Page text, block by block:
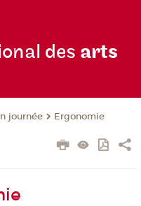
des arts
journée Ergonomie